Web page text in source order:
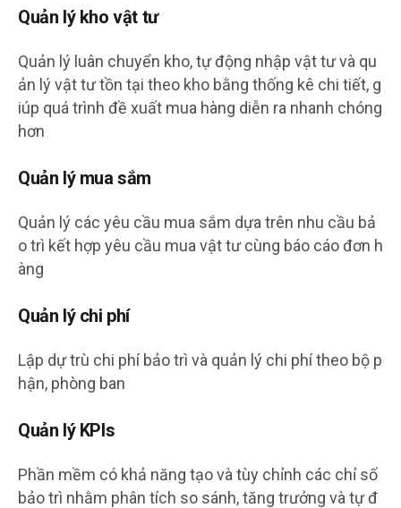
Quản lý kho vật tư
Quản lý luân chuyển kho, tự động nhập vật tư và qu
ản lý vật tư tồn tại theo kho bằng thống kê chi tiết, g
iúp quá trình đề xuất mua hàng diễn ra nhanh chóng
hơn
Quản lý mua sắm
Quản lý các yêu cầu mua sắm dựa trên nhu cầu bả
o trì kết hợp yêu cầu mua vật tư cùng báo cáo đơn h
àng
Quản lý chi phí
Lập dự trù chi phí bảo trì và quản lý chi phí theo bộ p
hận, phòng ban
Quản lý KPIs
Phần mềm có khả năng tạo và tùy chỉnh các chỉ số
bảo trì nhằm phân tích so sánh, tăng trưởng và tự đ